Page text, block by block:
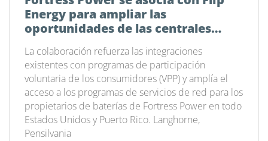
Energy para ampliar las
oportunidades de las centrales
La colaboración refuerza las integraciones
existentes con programas de participación
voluntaria de los consumidores (VPP) y amplía el
acceso a los programas de servicios de red para los
propietarios de baterías de Fortress Power en todo
Estados Unidos y Puerto Rico. Langhorne,
Pensilvania